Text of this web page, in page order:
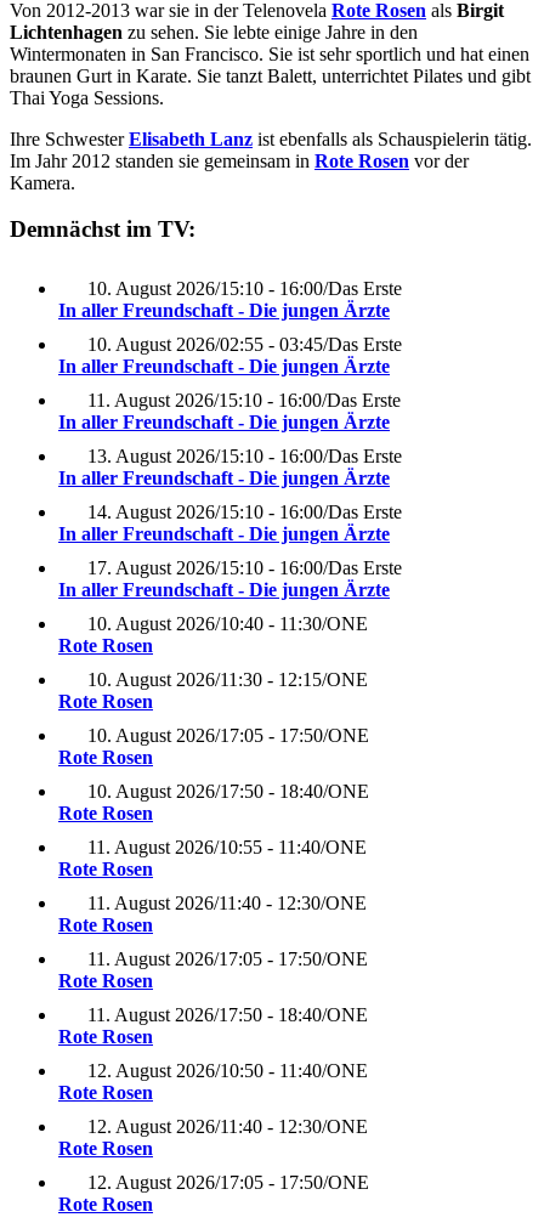
Von 2012-2013 war sie in der Telenovela Rote Rosen als Birgit
Lichtenhagen zu sehen. Sie lebte einige Jahre in den
Wintermonaten in San Francisco. Sie ist sehr sportlich und hat einen
braunen Gurt in Karate. Sie tanzt Balett, unterrichtet Pilates und gibt
Thai Yoga Sessions.
Ihre SchwesterElisabeth Lanz ist ebenfalls als Schauspielerin tätig.
Im Jahr 2012 standen sie gemeinsam in Rote Rosen vor der
Kamera.
Demnächst im TV:
10. August 2026/15:10 - 16:00/Das Erste
In aller Freundschaft - Die jungen Ärzte
10. August 2026/02:55 - 03:45/Das Erste
In aller Freundschaft - Die jungen Ärzte
11. August 2026/15:10 - 16:00/Das Erste
In aller Freundschaft - Die jungen Ärzte
13. August 2026/15:10 - 16:00/Das Erste
In aller Freundschaft - Die jungen Ärzte
14. August 2026/15:10 - 16:00/Das Erste
In aller Freundschaft - Die jungen Ärzte
17. August 2026/15:10 - 16:00/Das Erste
In aller Freundschaft - Die jungen Ärzte
10. August 2026/10:40 - 11:30/ONE
Rote Rosen
10. August 2026/11:30 - 12:15/ONE
Rote Rosen
10. August 2026/17:05 - 17:50/ONE
Rote Rosen
10. August 2026/17:50 - 18:40/ONE
Rote Rosen
11. August 2026/10:55 - 11:40/ONE
Rote Rosen
11. August 2026/11:40 - 12:30/ONE
Rote Rosen
11. August 2026/17:05 - 17:50/ONE
Rote Rosen
11. August 2026/17:50 - 18:40/ONE
Rote Rosen
12. August 2026/10:50 - 11:40/ONE
Rote Rosen
12. August 2026/11:40 - 12:30/ONE
Rote Rosen
12. August 2026/17:05 - 17:50/ONE
Rote Rosen